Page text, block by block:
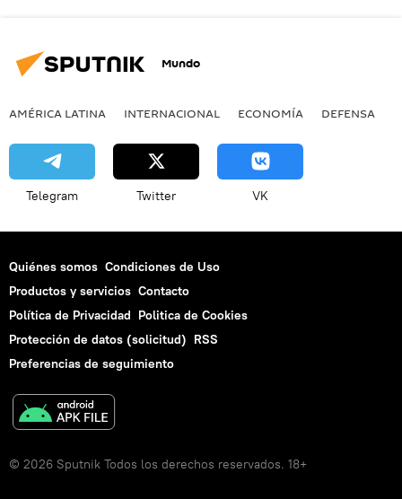
Mundo
AMÉRICA LATINA INTERNACIONAL ECONOMÍA DEFENSA
Telegram Twitter VK
Quiénes somos Condiciones de Uso
Productos y servicios Contacto
Política de Privacidad Politica de Cookies
Protección de datos (solicitud) RSS
Preferencias de seguimiento
© 2026 Sputnik Todos los derechos reservados. 18+